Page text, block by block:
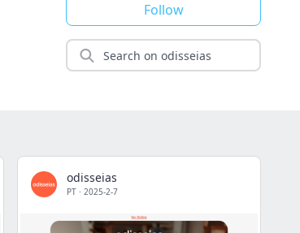
Follow
odisseias
PT · 2025-2-7